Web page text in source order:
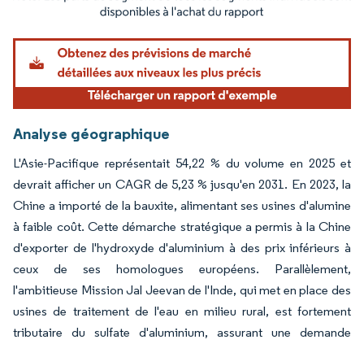
Image © Mordor Intelligence. La réutilisation nécessite une attribution sous CC BY
Analyse géographique
L'Asie-Pacifique représentait 54,22 % du volume en 2025 et
devrait afficher un CAGR de 5,23 % jusqu'en 2031. En 2023, la
Chine a importé de la bauxite, alimentant ses usines d'alumine
à faible coût. Cette démarche stratégique a permis à la Chine
d'exporter de l'hydroxyde d'aluminium à des prix inférieurs à
ceux de ses homologues européens. Parallèlement,
l'ambitieuse Mission Jal Jeevan de l'Inde, qui met en place des
usines de traitement de l'eau en milieu rural, est fortement
tributaire du sulfate d'aluminium, assurant une demande